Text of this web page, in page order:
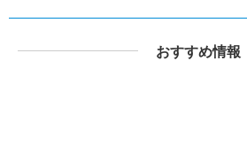
おすすめ情報